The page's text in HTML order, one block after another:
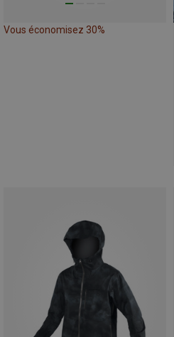
Vous économisez 30%